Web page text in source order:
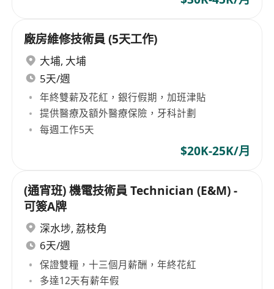
廠房維修技術員 (5天工作)
大埔, 大埔
5天/週
年終雙薪及花紅，銀行假期，加班津貼
提供醫療及額外醫療保險，牙科計劃
每週工作5天
$20K-25K/月
(通宵班) 機電技術員 Technician (E&M) -
可簽A牌
深水埗, 荔枝角
6天/週
保證雙糧，十三個月薪酬，年終花紅
多達12天有薪年假